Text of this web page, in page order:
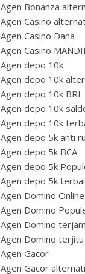
Agen Bonanza
Agen Casino
Agen Casino Dana
Agen Casino
Agen depo 10k
Agen depo 10k
Agen depo 10k BRI
Agen depo 10k
Agen depo 10k
Agen depo 5k anti
Agen depo 5k BCA
Agen depo 5k
Agen depo 5k
Agen Domino Online
Agen Domino
Agen Domino
Agen Domino terjitu
Agen Gacor
Agen Gacor